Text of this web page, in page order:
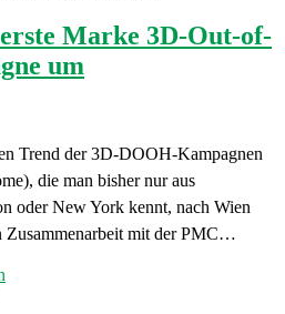
Marke 3D-Out-of-
um
Trend der 3D-DOOH-Kampagnen
die man bisher nur aus
oder New York kennt, nach Wien
Zusammenarbeit mit der PMC…